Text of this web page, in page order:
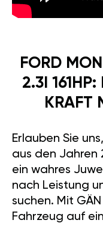
FORD
2.3I 161HP:
KRAFT
Erlauben Sie
aus den Jahren
ein wahres
nach Leistung
suchen. Mit
Fahrzeug auf